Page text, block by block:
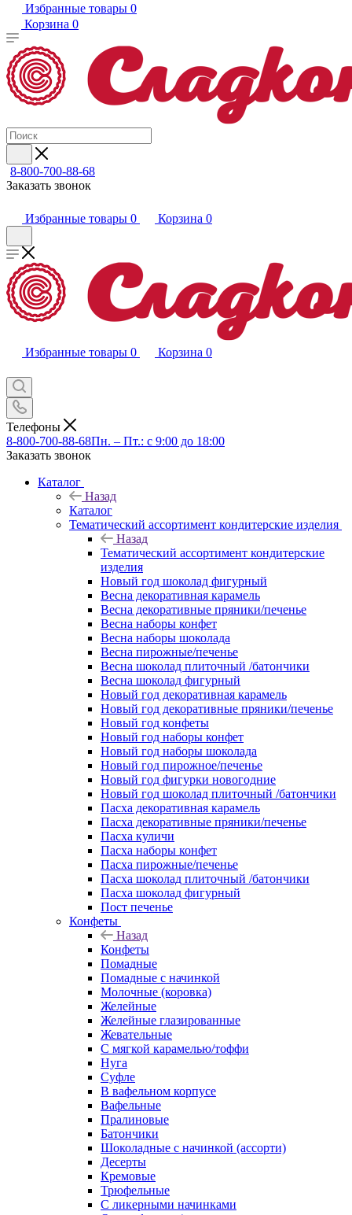
Избранные товары 0
Корзина 0
8-800-700-88-68
Заказать звонок
Избранные товары 0 Корзина 0
Избранные товары 0 Корзина 0
Телефоны
8-800-700-88-68Пн. – Пт.: с 9:00 до 18:00
Заказать звонок
Каталог
Назад
Каталог
Тематический ассортимент кондитерские изделия
Назад
Тематический ассортимент кондитерские
изделия
Новый год шоколад фигурный
Весна декоративная карамель
Весна декоративные пряники/печенье
Весна наборы конфет
Весна наборы шоколада
Весна пирожные/печенье
Весна шоколад плиточный /батончики
Весна шоколад фигурный
Новый год декоративная карамель
Новый год декоративные пряники/печенье
Новый год конфеты
Новый год наборы конфет
Новый год наборы шоколада
Новый год пирожное/печенье
Новый год фигурки новогодние
Новый год шоколад плиточный /батончики
Пасха декоративная карамель
Пасха декоративные пряники/печенье
Пасха куличи
Пасха наборы конфет
Пасха пирожные/печенье
Пасха шоколад плиточный /батончики
Пасха шоколад фигурный
Пост печенье
Конфеты
Назад
Конфеты
Помадные
Помадные с начинкой
Молочные (коровка)
Желейные
Желейные глазированные
Жевательные
С мягкой карамелью/тоффи
Нуга
Суфле
В вафельном корпусе
Вафельные
Пралиновые
Батончики
Шоколадные с начинкой (ассорти)
Десерты
Кремовые
Трюфельные
С ликерными начинками